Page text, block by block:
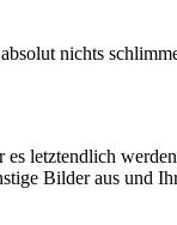
nichts
letztendlich
Bilder aus und